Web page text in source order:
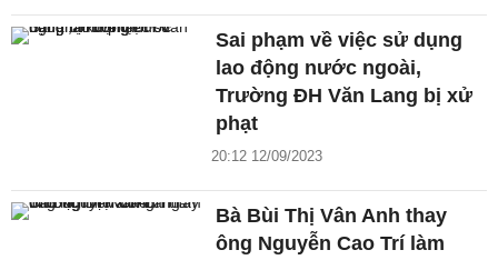
Sai phạm về việc sử dụng
lao động nước ngoài,
Trường ĐH Văn Lang bị xử
phạt
20:12 12/09/2023
Bà Bùi Thị Vân Anh thay
ông Nguyễn Cao Trí làm